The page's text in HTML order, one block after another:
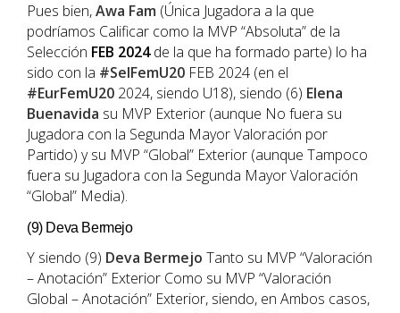
Pues bien,Awa Fam (Única Jugadora a la que
podríamos Calificar como la MVP “Absoluta” de la
Selección FEB 2024de la que ha formado parte) lo ha
sido con la #SelFemU20 FEB 2024 (en el
#EurFemU20 2024, siendo U18), siendo (6) Elena
Buenavida su MVP Exterior (aunque No fuera su
Jugadora con la Segunda Mayor Valoración por
Partido) y su MVP “Global” Exterior (aunque Tampoco
fuera su Jugadora con la Segunda Mayor Valoración
“Global” Media).
(9) Deva Bermejo
Y siendo (9) Deva Bermejo Tanto su MVP “Valoración
– Anotación” Exterior Como su MVP “Valoración
Global – Anotación” Exterior, siendo, en Ambos casos,